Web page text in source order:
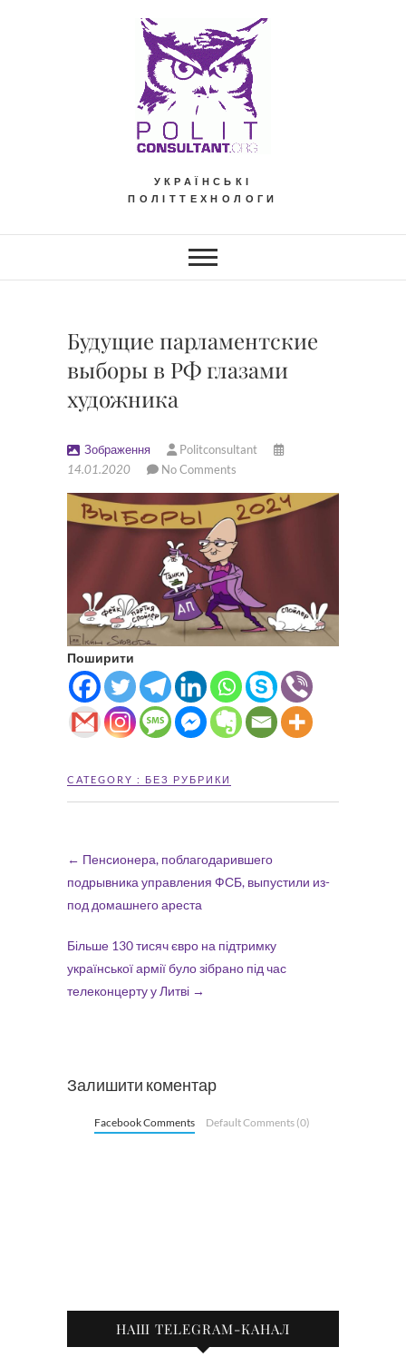
УКРАЇНСЬКІ
ПОЛІТТЕХНОЛОГИ
Будущие парламентские
выборы в РФ глазами
художника
Зображення
Politconsultant
14.01.2020
No Comments
Поширити
CATEGORY : БЕЗ РУБРИКИ
← Пенсионера, поблагодарившего
подрывника управления ФСБ, выпустили из-
под домашнего ареста
Більше 130 тисяч євро на підтримку
української армії було зібрано під час
телеконцерту у Литві →
Залишити коментар
Facebook Comments Default Comments (0)
НАШ TELEGRAM-КАНАЛ